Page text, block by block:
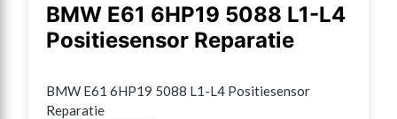
BMW E61 6HP19 5088 L1-L4
Positiesensor Reparatie
BMW E61 6HP19 5088 L1-L4 Positiesensor
Reparatie